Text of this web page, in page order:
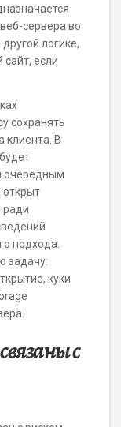
сервера во
логике,
если
сохранять
клиента. В
очередным
открыт
ради
подхода.
задачу:
куки
с